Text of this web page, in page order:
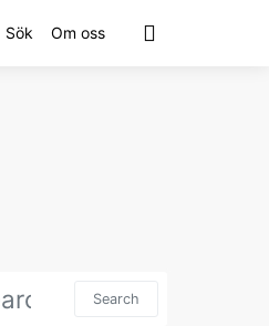
Sök Om oss
Search